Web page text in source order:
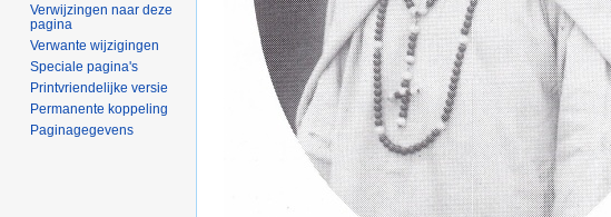
Verwijzingen naar deze
pagina
Verwante wijzigingen
Speciale pagina's
Printvriendelijke versie
Permanente koppeling
Paginagegevens